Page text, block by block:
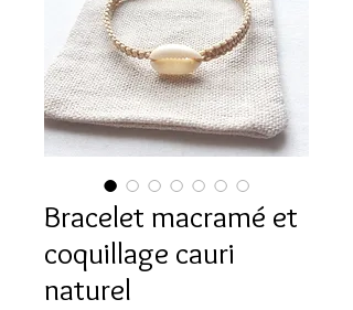
Bracelet macramé et
coquillage cauri
naturel